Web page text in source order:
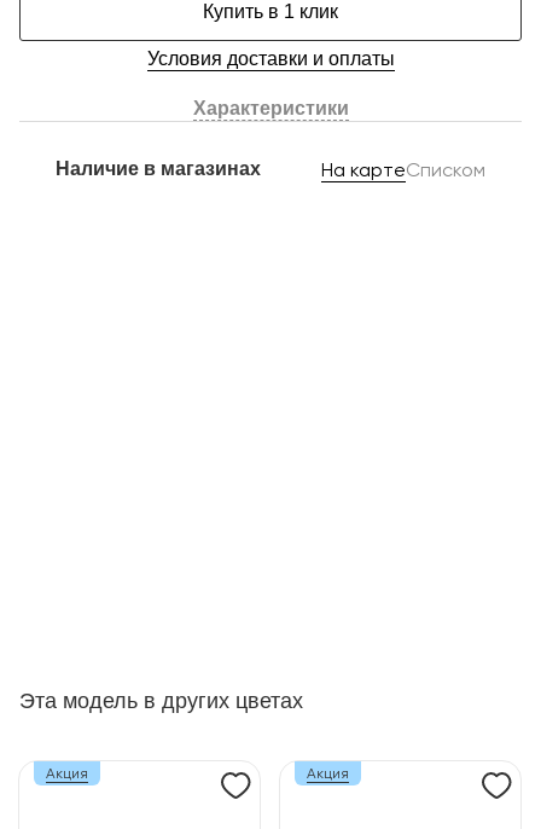
Купить в 1 клик
Условия доставки и оплаты
Характеристики
Наличие в магазинах На картеСписком
Эта модель в других цветах
Акция Акция